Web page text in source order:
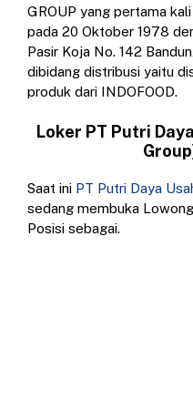
GROUP yang pertama
pada 20 Oktober 1978
Pasir Koja No. 142
dibidang distribusi yaitu
produk dari INDOFOOD.
Loker PT Putri
Saat ini PT Putri Daya
sedang membuka
Posisi sebagai.